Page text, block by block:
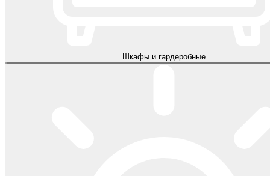
Шкафы и гардеробные